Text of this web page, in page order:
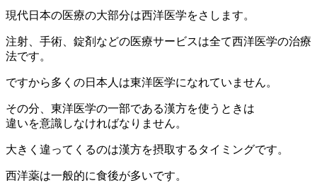
現代日本の医療の大部分は西洋医学をさします。
注射、手術、錠剤などの医療サービスは全て西洋医学の治療
法です。
ですから多くの日本人は東洋医学になれていません。
その分、東洋医学の一部である漢方を使うときは
違いを意識しなければなりません。
大きく違ってくるのは漢方を摂取するタイミングです。
西洋薬は一般的に食後が多いです。